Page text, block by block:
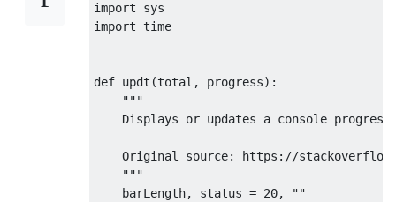
import
import time
def updt (total , progress):
"""
Displays or updates a console progress
Original source: https://
    """
    barLength
, status = 20,
""